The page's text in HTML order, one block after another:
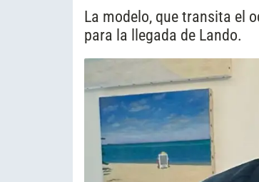
La modelo, que transita el
para la llegada de Lando.